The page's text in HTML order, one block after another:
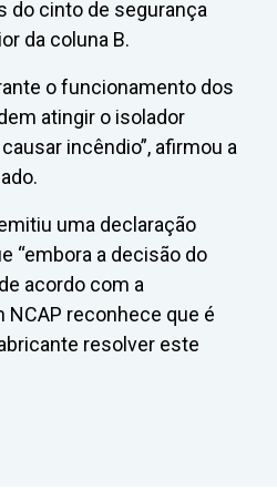
do cinto de segurança
da coluna B.
o funcionamento dos
atingir o isolador
incêndio”, afirmou a
uma declaração
“embora a decisão do
acordo com a
NCAP reconhece que é
resolver este